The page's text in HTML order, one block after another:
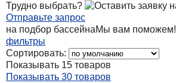
Трудно выбрать?
Отправьте запрос
на подбор бассейнаМы вам поможем!
фильтры
Сортировать:
Показывать 15 товаров
Показывать 30 товаров